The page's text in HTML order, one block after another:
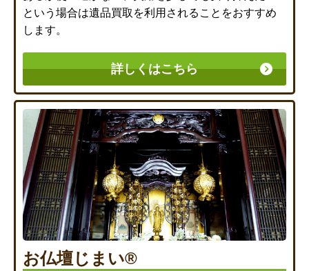
という場合は遺品買取を利用されることをおすすめ
します。
詳しくはこちら
お仏壇じまい®